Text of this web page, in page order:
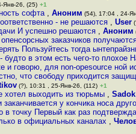
Янв-26, (25) +1
софта , Аноним (54), 17:04 , 24-
- не решаются , User
И успешно решаются , Аноним
заказчиков
Пользуйтесь тогда
будто в этом есть чего-то плохое
и говорю, для non-opesource ной
что свободу приходится
(?), 10:31 , 25-Янв-26, (112) +1
хотел выходить из тюрьмы , Sadok
у кончика носа
точку Первый как раз
в официальных каналах ,